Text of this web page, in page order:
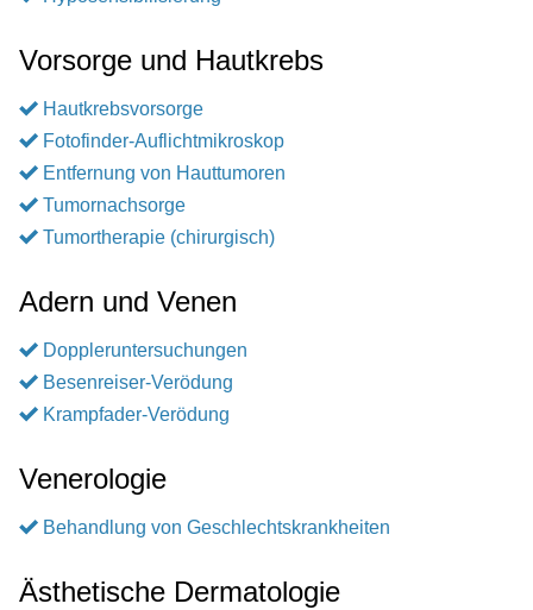
Vorsorge und Hautkrebs
Hautkrebsvorsorge
Fotofinder-Auflichtmikroskop
Entfernung von Hauttumoren
Tumornachsorge
Tumortherapie (chirurgisch)
Adern und Venen
Doppleruntersuchungen
Besenreiser-Verödung
Krampfader-Verödung
Venerologie
Behandlung von Geschlechtskrankheiten
Ästhetische Dermatologie